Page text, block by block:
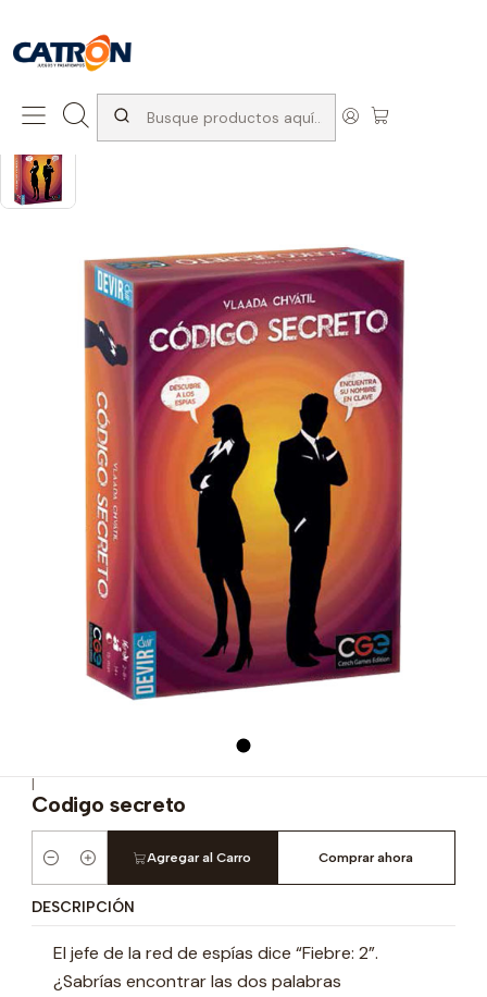
Inicio Productos
|
Codigo secreto
Cantidad
Agregar al Carro Comprar ahora
DESCRIPCIÓN
El jefe de la red de espías dice “Fiebre: 2”.
¿Sabrías encontrar las dos palabras